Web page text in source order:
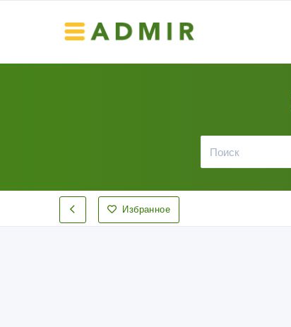
Избранное